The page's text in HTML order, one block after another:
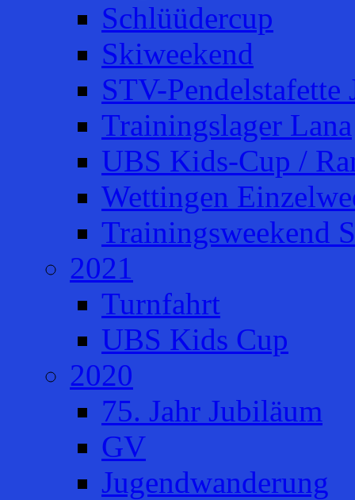
Schlüüdercup
Skiweekend
STV-Pendelstafette
Trainingslager Lana
UBS Kids-Cup /
Wettingen
Trainingsweekend
2021
Turnfahrt
UBS Kids Cup
2020
75. Jahr Jubiläum
GV
Jugendwanderung